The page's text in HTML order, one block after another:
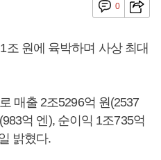
0
조 원에 육박하며 사상 최대
매출 2조5296억 원(2537
억 엔), 순이익 1조735억
밝혔다.